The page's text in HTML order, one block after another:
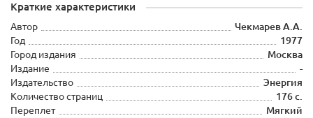
Краткие характеристики
Автор
Чекмарев А.А.
Год
1977
Город издания
Москва
Издание
-
Издательство
Энергия
Количество страниц
176 с.
Переплет
Мягкий